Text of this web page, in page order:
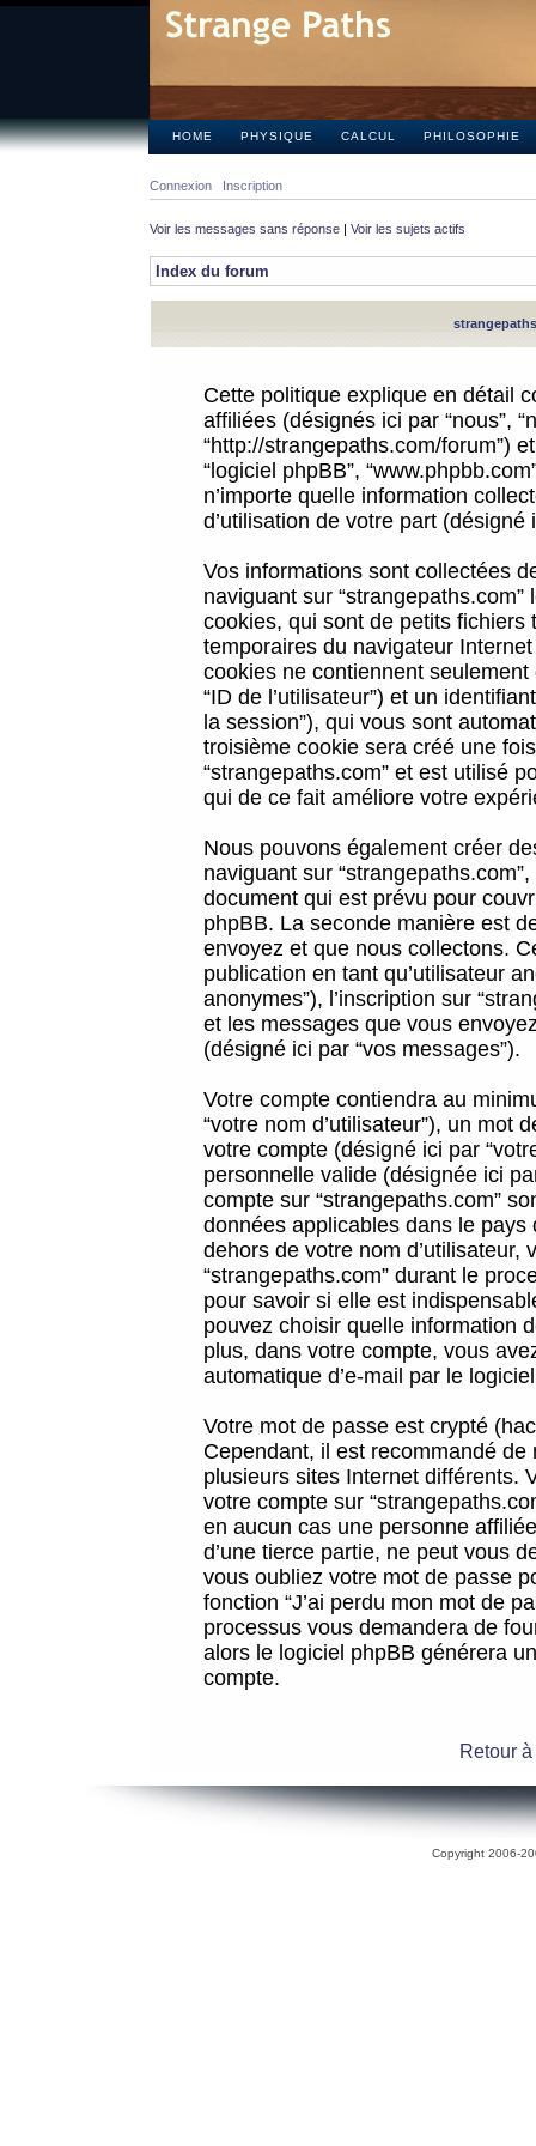
HOME PHYSIQUE CALCUL PHILOSOPHIE
Connexion Inscription
Voir les messages sans réponse | Voir les sujets actifs
Index du forum
Cette politique explique en détail
affiliées (désignés ici par “nous”,
“http://strangepaths.com/forum”)
“logiciel phpBB”,
n’importe quelle information
d’utilisation de votre part (désigné
Vos informations sont collectées
naviguant sur
cookies, qui sont de petits
temporaires du navigateur
cookies ne contiennent
“ID de l’utilisateur”) et un
la session”), qui vous sont
troisième cookie sera créé une
“strangepaths.com” et est utilisé
qui de ce fait améliore votre
Nous pouvons également créer
naviguant sur
document qui est prévu pour
phpBB. La seconde manière est
envoyez et que nous collectons.
publication en tant qu’utilisateur
anonymes”), l’inscription sur
et les messages que vous
(désigné ici par “vos messages”).
Votre compte contiendra au
“votre nom d’utilisateur”), un mot
votre compte (désigné ici par
personnelle valide (désignée ici
compte sur “strangepaths.com”
données applicables dans le
dehors de votre nom
“strangepaths.com” durant le
pour savoir si elle est
pouvez choisir quelle information
plus, dans votre compte, vous
automatique d’e-mail par le
Votre mot de passe est crypté
Cependant, il est recommandé
plusieurs sites Internet différents.
votre compte sur
en aucun cas une personne
d’une tierce partie, ne peut vous
vous oubliez votre mot de passe
fonction “J’ai perdu mon mot de
processus vous demandera de
alors le logiciel phpBB générera
compte.
Retour
Copyright 2006-